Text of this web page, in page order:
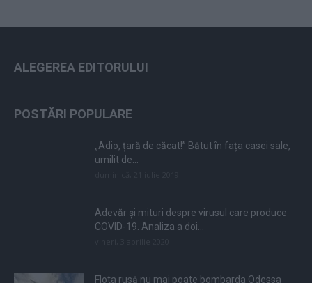
ALEGEREA EDITORULUI
POSTĂRI POPULARE
„Adio, țară de căcat!” Bătut în fața casei sale,
umilit de...
Adevăr și mituri despre virusul care produce
COVID-19. Analiza a doi...
Flota rusă nu mai poate bombarda Odessa